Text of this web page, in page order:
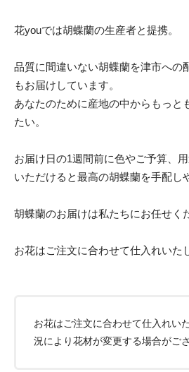
花youでは胡蝶蘭の生産者と提携。
品質に間違いない胡蝶蘭を津市への
もお届けしています。
あなたのために産地の中からもっと
たい。
お届け日の1週間前に色やご予算、
いただけると最高の胡蝶蘭を手配し
胡蝶蘭のお届けは私たちにお任せく
お花はご注文に合わせて仕入れいた
お花はご注文に合わせて仕入れい
況により花材が変更する場合がご